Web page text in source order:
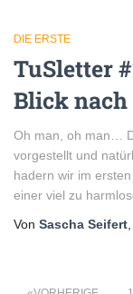
DIE ERSTE
TuSletter
Blick nach
Oh man, oh man…
vorgestellt und
hadern wir im
einer viel zu
Von Sascha Seifert